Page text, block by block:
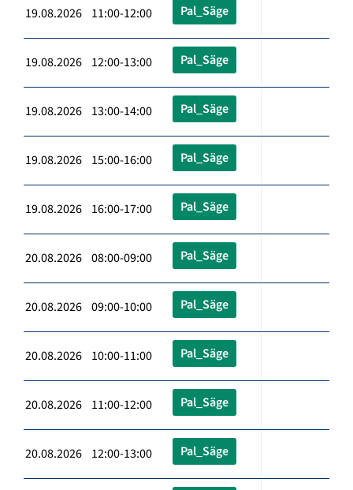
19.08.2026 11:00-12:00 Pal_Säge
19.08.2026 12:00-13:00 Pal_Säge
19.08.2026 13:00-14:00 Pal_Säge
19.08.2026 15:00-16:00 Pal_Säge
19.08.2026 16:00-17:00 Pal_Säge
20.08.2026 08:00-09:00 Pal_Säge
20.08.2026 09:00-10:00 Pal_Säge
20.08.2026 10:00-11:00 Pal_Säge
20.08.2026 11:00-12:00 Pal_Säge
20.08.2026 12:00-13:00 Pal_Säge